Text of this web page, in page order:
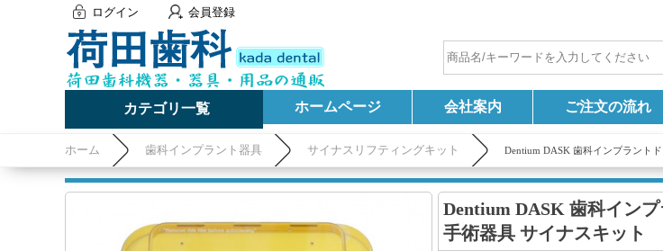
ログイン 会員登録
カテゴリ一覧 ホームページ 会社案内 ご注文の流れ
ホーム 歯科インプラント器具 サイナスリフティングキット Dentium DASK 歯科インプラント
Dentium DASK 歯科イン
手術器具 サイナスキット